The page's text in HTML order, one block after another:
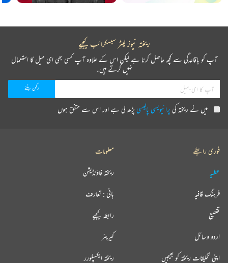
ریختہ نیوز لیٹر سبسکرائب کیجیے
آپ کو باقاعدگی سے کچھ حاصل کرنا ہے لیکن اس کے علاوہ آپ کسی بھی ای میل کا استعمال
نہیں کرتے ہیں۔
میں نے ریختہ کیپرائیویسی پالیسیپڑھ لی ہے اور اس سے متفق ہوں
فوری رابطے
عطیہ
فرہنگ قافیہ
تقطیع
اردو وسائل
اپنی تخلیقات ریختہ کو بھیجیں
معلومات
ریختہ فاؤنڈیشن
بانی : تعارف
رابطہ کیجیے
کیریئر
ریختہ ایکسپلورر